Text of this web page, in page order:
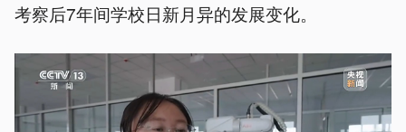
考察后7年间学校日新月异的发展变化。